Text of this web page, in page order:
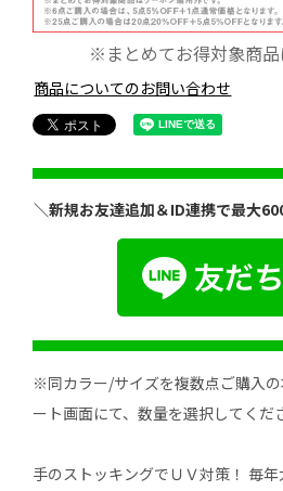
※まとめてお得対象商
商品についてのお問い合わせ
＼新規お友達追加＆ID連携で最大
※同カラー/サイズを複数点ご購入
ート画面にて、数量を選択してくだ
手のストッキングでＵＶ対策！ 毎